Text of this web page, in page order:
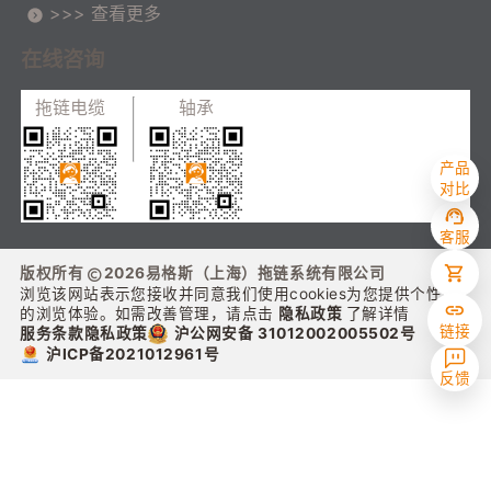
>>> 查看更多
拖链电缆 轴承
版权所有 2026易格斯（上海）拖链系统有限公司
浏览该网站表示您接收并同意我们使用cookies为您提供个性化
的浏览体验。如需改善管理，请点击 隐私政策 了解详情
服务条款隐私政策
沪公网安备 31012002005502号
沪ICP备2021012961号
产品
对比
客服
链接
反馈